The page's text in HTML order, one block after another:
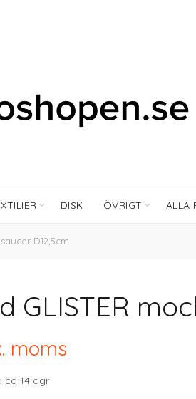
DISK ÖVRIGT ALLA
D12,5cm
GLISTER
moms
ca 14 dgr